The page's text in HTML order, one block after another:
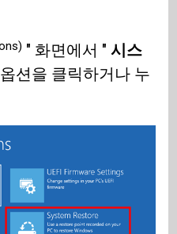
" 화면에서 "시스
션을 클릭하거나 누